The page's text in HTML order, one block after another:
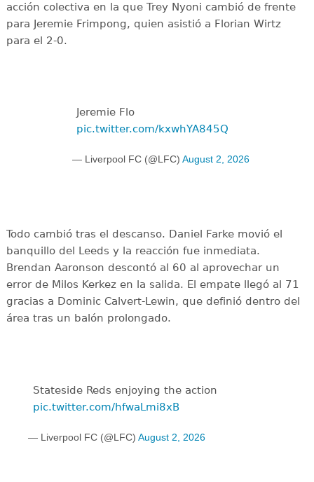
acción colectiva en la que Trey Nyoni cambió de frente
para Jeremie Frimpong, quien asistió a Florian Wirtz
para el 2-0.
Jeremie Flo
pic.twitter.com/kxwhYA845Q
— Liverpool FC (@LFC) August 2, 2026
Todo cambió tras el descanso. Daniel Farke movió el
banquillo del Leeds y la reacción fue inmediata.
Brendan Aaronson descontó al 60 al aprovechar un
error de Milos Kerkez en la salida. El empate llegó al 71
gracias a Dominic Calvert-Lewin, que definió dentro del
área tras un balón prolongado.
Stateside Reds enjoying the action
pic.twitter.com/hfwaLmi8xB
— Liverpool FC (@LFC) August 2, 2026